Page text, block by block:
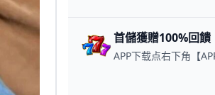
首儲獲贈100%回饋